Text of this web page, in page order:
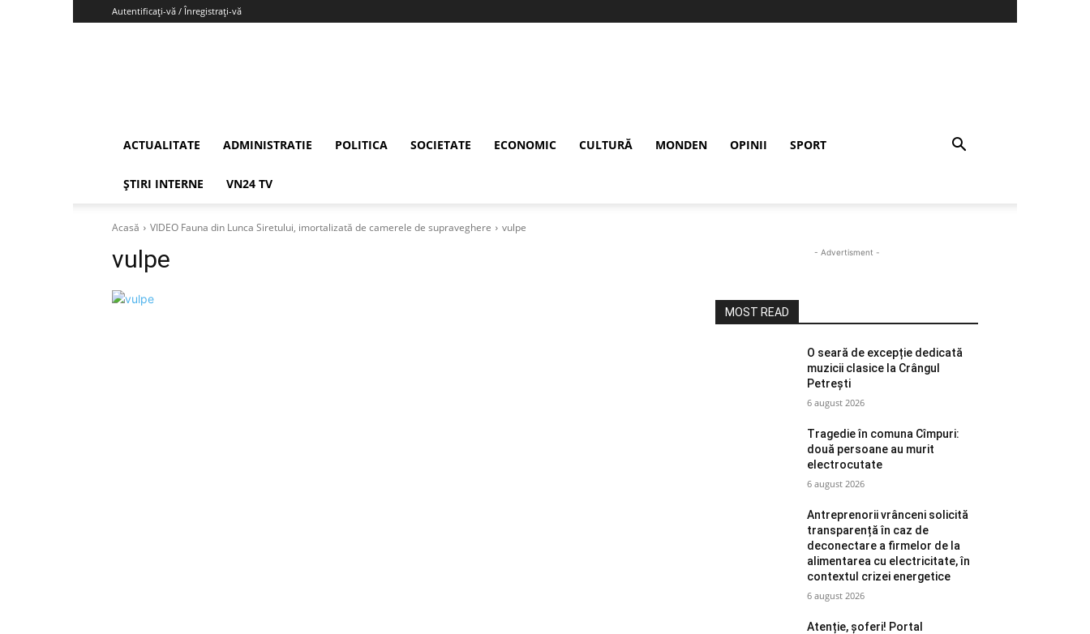
Autentificați-vă / Înregistrați-vă
ACTUALITATE ADMINISTRATIE POLITICA SOCIETATE ECONOMIC CULTURĂ MONDEN OPINII SPORT
ȘTIRI INTERNE VN24 TV
Acasă VIDEO Fauna din Lunca Siretului, imortalizată de camerele de supraveghere vulpe
vulpe - Advertisment -
MOST READ
O seară de excepție dedicată
muzicii clasice la Crângul
Petrești
6 august 2026
Tragedie în comuna Cîmpuri:
două persoane au murit
electrocutate
6 august 2026
Antreprenorii vrânceni solicită
transparență în caz de
deconectare a firmelor de la
alimentarea cu electricitate, în
contextul crizei energetice
6 august 2026
Atenție, șoferi! Portal